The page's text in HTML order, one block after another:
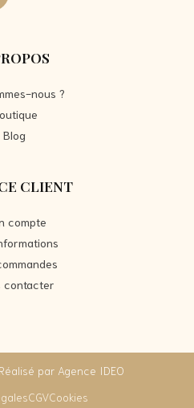
nous ?
Blog
CLIENT
compte
contacter
par Agence IDEO
CGVCookies